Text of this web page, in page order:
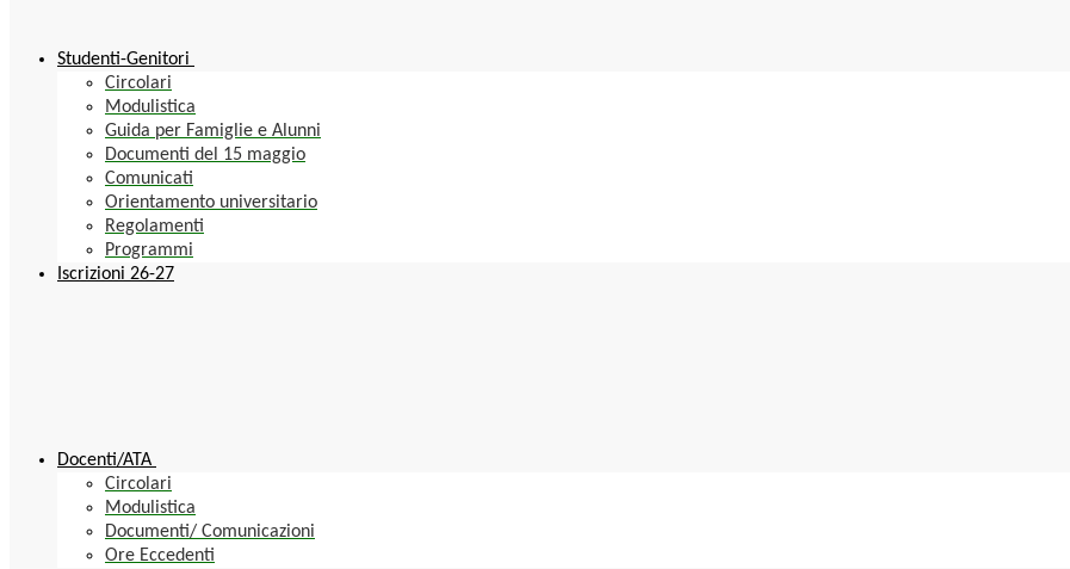
Studenti-Genitori
Circolari
Modulistica
Guida per Famiglie e Alunni
Documenti del 15 maggio
Comunicati
Orientamento universitario
Regolamenti
Programmi
Iscrizioni 26-27
Docenti/ATA
Circolari
Modulistica
Documenti/ Comunicazioni
Ore Eccedenti